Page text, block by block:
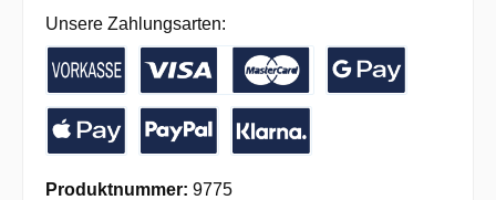
Unsere Zahlungsarten:
Vorkasse / Banküberweisung
Kreditkarte
Produktnummer: 9775